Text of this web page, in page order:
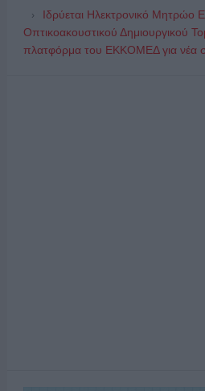
Ιδρύεται Ηλεκτρονικό Μητρώο
Οπτικοακουστικού Δημιουργικού
πλατφόρμα του ΕΚΚΟΜΕΔ για νέα